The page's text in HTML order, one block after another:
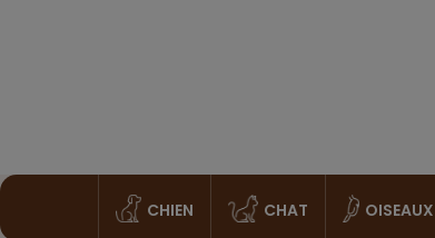
CHIEN CHAT OISEAUX